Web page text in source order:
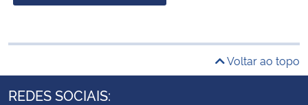
Voltar ao topo
REDES SOCIAIS: